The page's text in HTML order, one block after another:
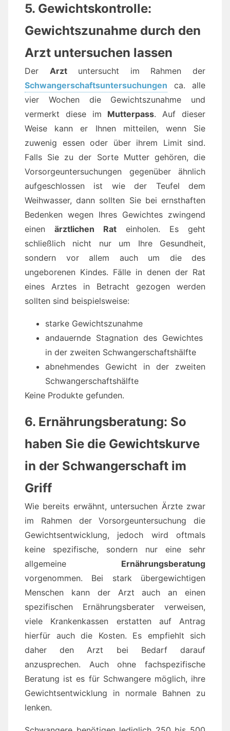
5. Gewichtskontrolle:
Gewichtszunahme durch den
Arzt untersuchen lassen
Der Arztuntersucht im Rahmen der
Schwangerschaftsuntersuchungen ca. alle
vier Wochen die Gewichtszunahme und
vermerkt diese im Mutterpass. Auf dieser
Weise kann er Ihnen mitteilen, wenn Sie
zuwenig essen oder über ihrem Limit sind.
Falls Sie zu der Sorte Mutter gehören, die
Vorsorgeuntersuchungen gegenüber ähnlich
aufgeschlossen ist wie der Teufel dem
Weihwasser, dann sollten Sie bei ernsthaften
Bedenken wegen Ihres Gewichtes zwingend
einen ärztlichen Rat einholen. Es geht
schließlich nicht nur um Ihre Gesundheit,
sondern vor allem auch um die des
ungeborenen Kindes. Fälle in denen der Rat
eines Arztes in Betracht gezogen werden
sollten sind beispielsweise:
starke Gewichtszunahme
andauernde Stagnation des Gewichtes
in der zweiten Schwangerschaftshälfte
abnehmendes Gewicht in der zweiten
Schwangerschaftshälfte
Keine Produkte gefunden.
6. Ernährungsberatung: So
haben Sie die Gewichtskurve
in der Schwangerschaft im
Griff
Wie bereits erwähnt, untersuchen Ärzte zwar
im Rahmen der Vorsorgeuntersuchung die
Gewichtsentwicklung, jedoch wird oftmals
keine spezifische, sondern nur eine sehr
allgemeine Ernährungsberatung
vorgenommen. Bei stark übergewichtigen
Menschen kann der Arzt auch an einen
spezifischen Ernährungsberater verweisen,
viele Krankenkassen erstatten auf Antrag
hierfür auch die Kosten. Es empfiehlt sich
daher den Arzt bei Bedarf darauf
anzusprechen. Auch ohne fachspezifische
Beratung ist es für Schwangere möglich, ihre
Gewichtsentwicklung in normale Bahnen zu
lenken.